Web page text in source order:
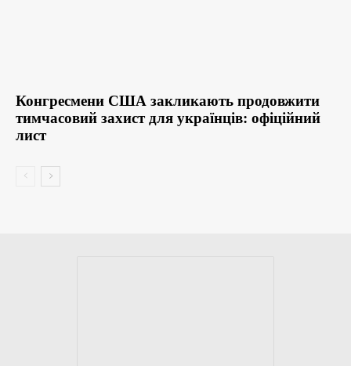
Конгресмени США закликають продовжити
тимчасовий захист для українців: офіційний
лист